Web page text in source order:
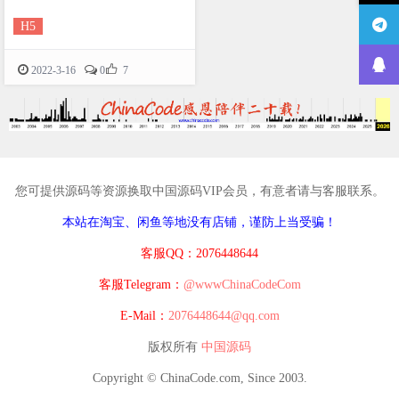
H5
2022-3-16 0 7
您可提供源码等资源换取中国源码VIP会员，有意者请与客服联系。
本站在淘宝、闲鱼等地没有店铺，谨防上当受骗！
客服QQ：2076448644
客服Telegram： @wwwChinaCodeCom
E-Mail： 2076448644@qq.com
版权所有 中国源码
Copyright © ChinaCode.com, Since 2003.